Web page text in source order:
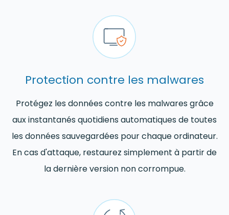
Protection contre les malwares
Protégez les données contre les malwares grâce
aux instantanés quotidiens automatiques de toutes
les données sauvegardées pour chaque ordinateur.
En cas d'attaque, restaurez simplement à partir de
la dernière version non corrompue.